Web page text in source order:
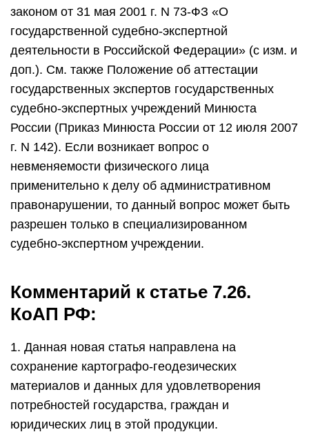
законом от 31 мая 2001 г. N 73-ФЗ «О
государственной судебно-экспертной
деятельности в Российской Федерации» (с изм. и
доп.). См. также Положение об аттестации
государственных экспертов государственных
судебно-экспертных учреждений Минюста
России (Приказ Минюста России от 12 июля 2007
г. N 142). Если возникает вопрос о
невменяемости физического лица
применительно к делу об административном
правонарушении, то данный вопрос может быть
разрешен только в специализированном
судебно-экспертном учреждении.
Комментарий к статье 7.26.
КоАП РФ:
1. Данная новая статья направлена на
сохранение картографо-геодезических
материалов и данных для удовлетворения
потребностей государства, граждан и
юридических лиц в этой продукции.